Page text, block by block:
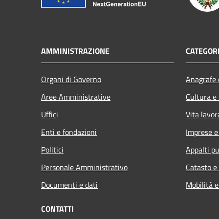
AMMINISTRAZIONE
Organi di Governo
Aree Amministrative
Uffici
Enti e fondazioni
Politici
Personale Amministrativo
Documenti e dati
Cultura
Vita
Imprese
Appalti
Catasto
Mobilità
CONTATTI